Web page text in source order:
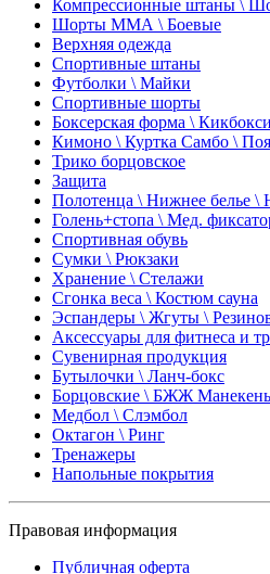
Компрессионные штаны \
Шорты ММА \ Боевые
Верхняя одежда
Спортивные штаны
Футболки \ Майки
Спортивные шорты
Боксерская форма \
Кимоно \ Куртка Самбо \
Трико борцовское
Защита
Полотенца \ Нижнее белье \
Голень+стопа \ Мед.
Спортивная обувь
Сумки \ Рюкзаки
Хранение \ Стелажи
Сгонка веса \ Костюм сауна
Эспандеры \ Жгуты \
Аксессуары для фитнеса и
Сувенирная продукция
Бутылочки \ Ланч-бокс
Борцовские \ БЖЖ
Медбол \ Слэмбол
Октагон \ Ринг
Тренажеры
Напольные покрытия
Правовая информация
Публичная оферта